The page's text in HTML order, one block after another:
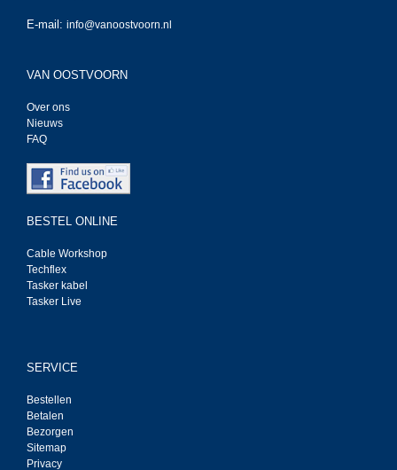
E-mail: info@vanoostvoorn.nl
VAN OOSTVOORN
Over ons
Nieuws
FAQ
BESTEL ONLINE
Cable Workshop
Techflex
Tasker kabel
Tasker Live
SERVICE
Bestellen
Betalen
Bezorgen
Sitemap
Privacy